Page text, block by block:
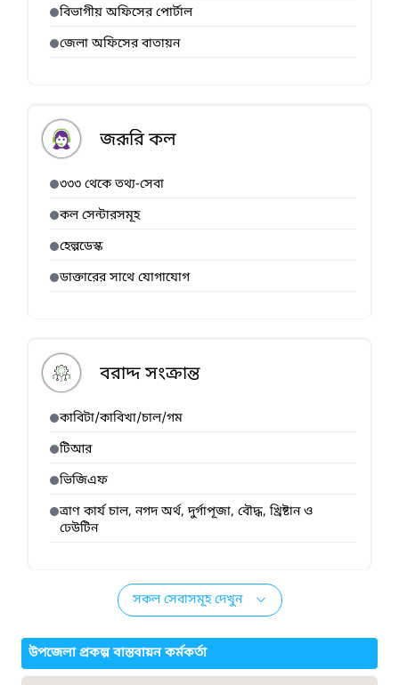
বিভাগীয় অফিসের পোর্টাল
জেলা অফিসের বাতায়ন
জরূরি কল
৩৩৩ থেকে তথ্য-সেবা
কল সেন্টারসমূহ
হেল্পডেস্ক
ডাক্তারের সাথে যোগাযোগ
বরাদ্দ সংক্রান্ত
কাবিটা/কাবিখা/চাল/গম
টিআর
ভিজিএফ
ত্রাণ কার্য চাল, নগদ অর্থ, দুর্গাপূজা, বৌদ্ধ, খ্রিষ্টান ও
ঢেউটিন
সকল সেবাসমূহ দেখুন
উপজেলা প্রকল্প বাস্তবায়ন কর্মকর্তা